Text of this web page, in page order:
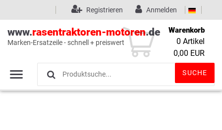
Wunschliste (0)
Anmelden
Registrieren
www.rasentraktoren-motoren.de
Marken-Ersatzeile - schnell + preiswert
SUCHE
Warenkorb
0 Artikel
0,00 EUR